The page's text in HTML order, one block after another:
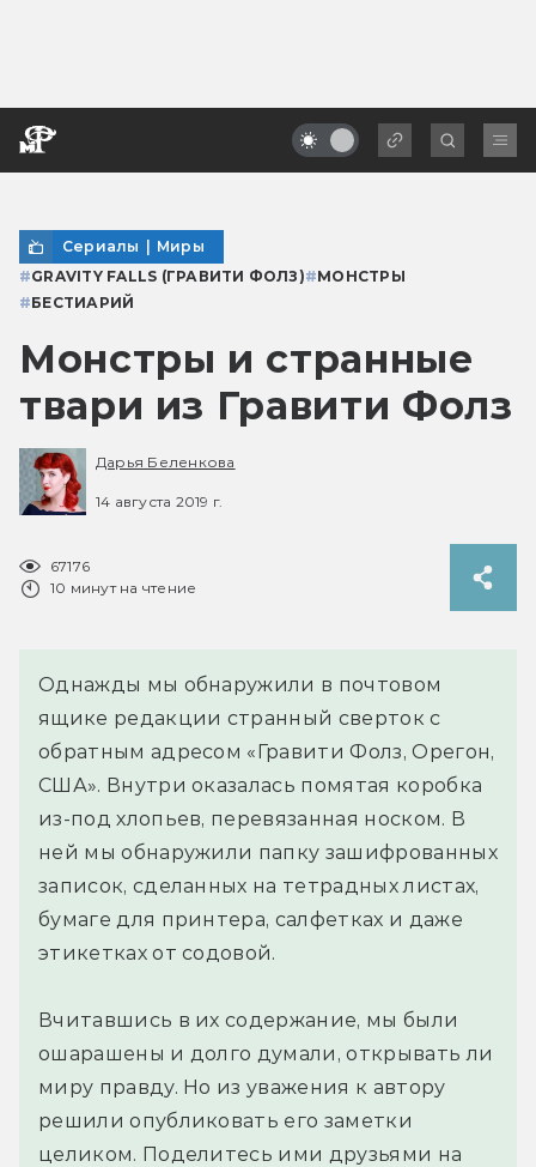
Сериалы | Миры
#GRAVITY FALLS (ГРАВИТИ ФОЛЗ)#МОНСТРЫ
#БЕСТИАРИЙ
Монстры и странные
твари из Гравити Фолз
Дарья Беленкова
14 августа 2019 г.
67176
10 минут на чтение
Однажды мы обнаружили в почтовом
ящике редакции странный сверток с
обратным адресом «Гравити Фолз, Орегон,
США». Внутри оказалась помятая коробка
из-под хлопьев, перевязанная носком. В
ней мы обнаружили папку зашифрованных
записок, сделанных на тетрадных листах,
бумаге для принтера, салфетках и даже
этикетках от содовой.
Вчитавшись в их содержание, мы были
ошарашены и долго думали, открывать ли
миру правду. Но из уважения к автору
решили опубликовать его заметки
целиком. Поделитесь ими друзьями на